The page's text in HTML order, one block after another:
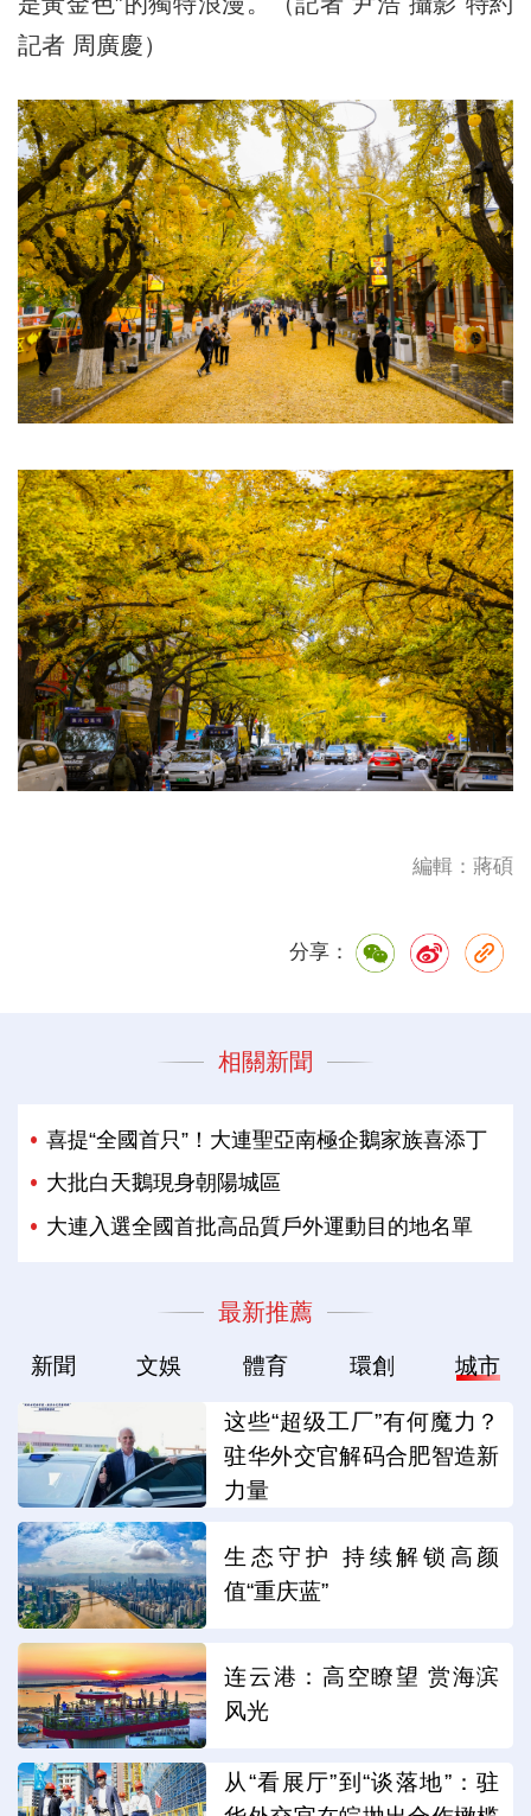
記者 周廣慶）
編輯：蔣碩
分享：
相關新聞
喜提“全國首只”！大連聖亞南極企鵝家族喜添丁
大批白天鵝現身朝陽城區
大連入選全國首批高品質戶外運動目的地名單
最新推薦
新聞 文娛 體育 環創 城市
这些“超级工厂”有何魔力？
驻华外交官解码合肥智造新
力量
生态守护 持续解锁高颜
值“重庆蓝”
连云港：高空瞭望 赏海滨
风光
从“看展厅”到“谈落地”：驻